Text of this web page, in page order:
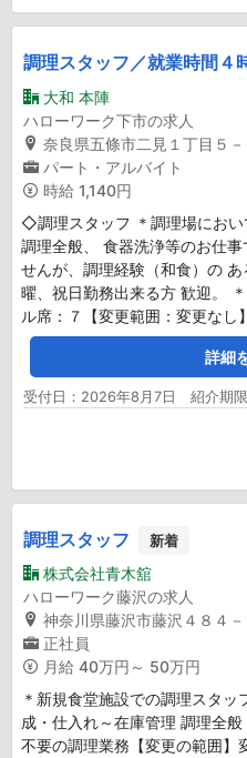
調理スタッフ／就業時間４
大和 本陣
ハローワーク下市の求人
奈良県五條市二見１丁目５－
パート・アルバイト
時給 1,140円
◇調理スタッフ ＊調理場にお
調理全般、 食器洗浄等のお仕
せんが、調理経験（和食）の
曜、祝日勤務出来る方 歓迎。
ル席：７【変更範囲：変更なし】
詳細
受付日：2026年8月7日 紹介期
調理スタッフ 新着
株式会社青木舘
ハローワーク藤沢の求人
神奈川県藤沢市藤沢４８４
正社員
月給 40万円～ 50万円
＊新規食堂施設での調理スタ
成・仕入れ～在庫管理 調理全
不要の調理業務【変更の範囲】